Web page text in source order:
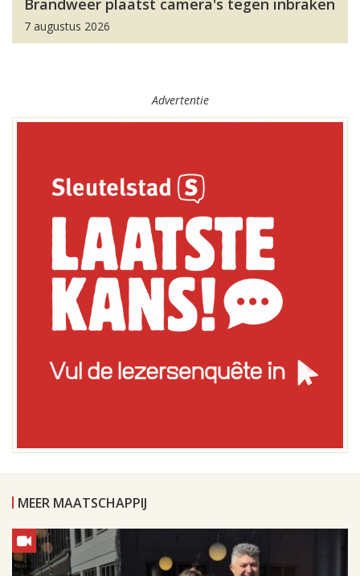
Brandweer plaatst camera's tegen inbraken
7 augustus 2026
Advertentie
MEER MAATSCHAPPIJ